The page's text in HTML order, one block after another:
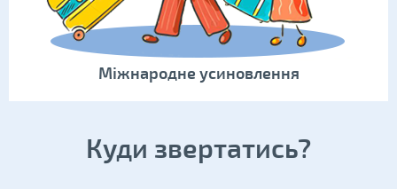
Міжнародне усиновлення
Куди звертатись?